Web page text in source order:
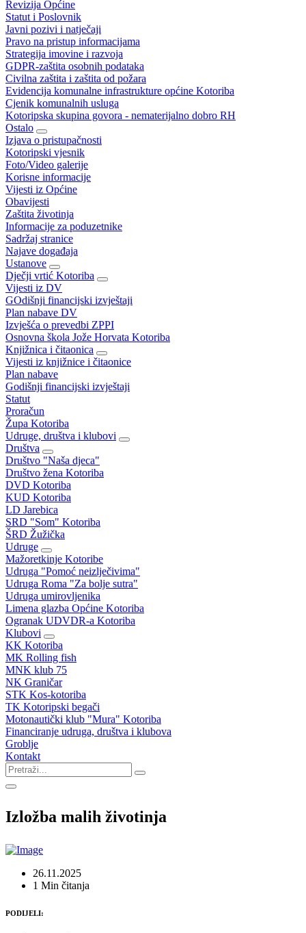
Revizija Općine
Statut i Poslovnik
Javni pozivi i natječaji
Pravo na pristup informacijama
Strategija imovine i razvoja
GDPR-zaštita osobnih podataka
Civilna zaštita i zaštita od požara
Evidencija komunalne infrastrukture općine Kotoriba
Cjenik komunalnih usluga
Kotoripska skupina govora - nematerijalno dobro RH
Ostalo
Izjava o pristupačnosti
Kotoripski vjesnik
Foto/Video galerije
Korisne informacije
Vijesti iz Općine
Obavijesti
Zaštita životinja
Informacije za poduzetnike
Sadržaj stranice
Najave događaja
Ustanove
Dječji vrtić Kotoriba
Vijesti iz DV
GOdišnji financijski izvještaji
Plan nabave DV
Izvješća o prevedbi ZPPI
Osnovna škola Jože Horvata Kotoriba
Knjižnica i čitaonica
Vijesti iz knjižnice i čitaonice
Plan nabave
Godišnji financijski izvještaji
Statut
Proračun
Župa Kotoriba
Udruge, društva i klubovi
Društva
Društvo "Naša djeca"
Društvo žena Kotoriba
DVD Kotoriba
KUD Kotoriba
LD Jarebica
SRD "Som" Kotoriba
ŠRD Žužička
Udruge
Mažoretkinje Kotoribe
Udruga "Pomoć neizlječivima"
Udruga Roma "Za bolje sutra"
Udruga umirovljenika
Limena glazba Općine Kotoriba
Ogranak UDVDR-a Kotoriba
Klubovi
KK Kotoriba
MK Rolling fish
MNK klub 75
NK Graničar
STK Kos-kotoriba
TK Kotoripski begači
Motonautički klub "Mura" Kotoriba
Financiranje udruga, društva i klubova
Groblje
Kontakt
Izložba malih životinja
26.11.2025
1 Min čitanja
PODIJELI: